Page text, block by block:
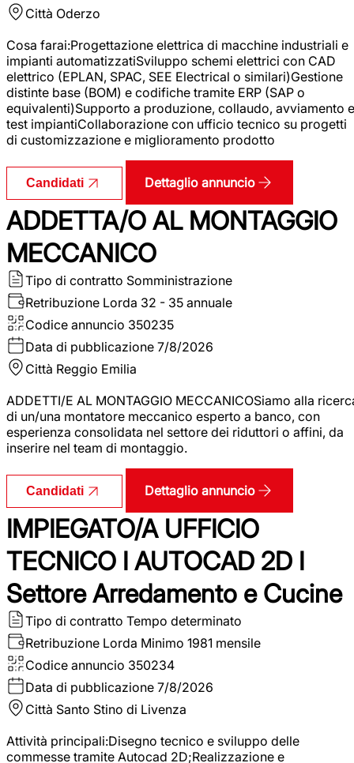
Città Oderzo
Cosa farai:Progettazione elettrica di macchine industriali e
impianti automatizzatiSviluppo schemi elettrici con CAD
elettrico (EPLAN, SPAC, SEE Electrical o similari)Gestione
distinte base (BOM) e codifiche tramite ERP (SAP o
equivalenti)Supporto a produzione, collaudo, avviamento e
test impiantiCollaborazione con ufficio tecnico su progetti
di customizzazione e miglioramento prodotto
Candidati Dettaglio annuncio
ADDETTA/O AL MONTAGGIO
MECCANICO
Tipo di contratto Somministrazione
Retribuzione Lorda 32 - 35 annuale
Codice annuncio 350235
Data di pubblicazione 7/8/2026
Città Reggio Emilia
ADDETTI/E AL MONTAGGIO MECCANICOSiamo alla
di un/una montatore meccanico esperto a banco, con
esperienza consolidata nel settore dei riduttori o affini, da
inserire nel team di montaggio.
Candidati Dettaglio annuncio
IMPIEGATO/A UFFICIO
TECNICO I AUTOCAD 2D I
Settore Arredamento e Cucine
Tipo di contratto Tempo determinato
Retribuzione Lorda Minimo 1981 mensile
Codice annuncio 350234
Data di pubblicazione 7/8/2026
Città Santo Stino di Livenza
Attività principali:Disegno tecnico e sviluppo delle
commesse tramite Autocad 2D;Realizzazione e